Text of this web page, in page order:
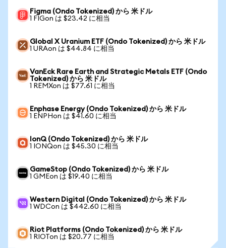
Figma (Ondo Tokenized) から 米ドル
1 FIGon は $23.42 に相当
Global X Uranium ETF (Ondo Tokenized) から 米ドル
1 URAon は $44.84 に相当
VanEck Rare Earth and Strategic Metals ETF (Ondo
Tokenized) から 米ドル
1 REMXon は $77.61 に相当
Enphase Energy (Ondo Tokenized) から 米ドル
1 ENPHon は $41.60 に相当
IonQ (Ondo Tokenized) から 米ドル
1 IONQon は $45.30 に相当
GameStop (Ondo Tokenized) から 米ドル
1 GMEon は $19.40 に相当
Western Digital (Ondo Tokenized) から 米ドル
1 WDCon は $442.60 に相当
Riot Platforms (Ondo Tokenized) から 米ドル
1 RIOTon は $20.77 に相当